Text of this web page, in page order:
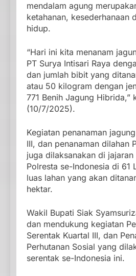
mendalam agung
ketahanan, kesederhanaan
hidup.
“Hari ini kita menanam
PT Surya Intisari Raya
dan jumlah bibit yang
atau 50 kilogram dengan
771 Benih Jagung Hibrida,”
(10/7/2025).
Kegiatan penanaman
III, dan penanaman dilahan
juga dilaksanakan di jajaran
Polresta se-Indonesia di 61
luas lahan yang akan
hektar.
Wakil Bupati Siak
dan mendukung kegiatan
Serentak Kuartal III, dan
Perhutanan Sosial yang
serentak se-Indonesia ini.